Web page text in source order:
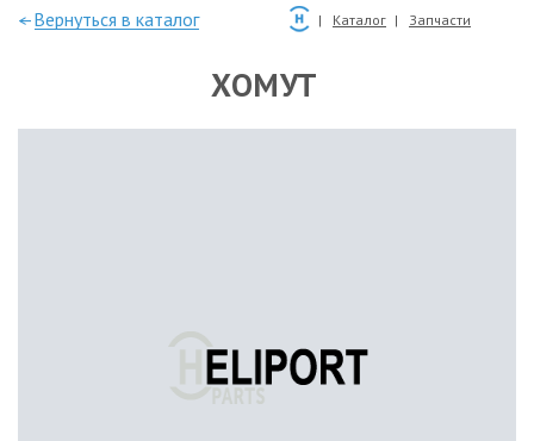
—Вернуться в каталог Каталог Запчасти
ХОМУТ